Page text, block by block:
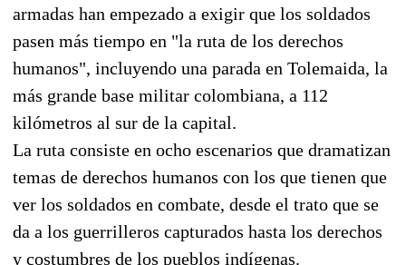
armadas han empezado a exigir que los soldados
pasen más tiempo en "la ruta de los derechos
humanos", incluyendo una parada en Tolemaida, la
más grande base militar colombiana, a 112
kilómetros al sur de la capital.
La ruta consiste en ocho escenarios que dramatizan
temas de derechos humanos con los que tienen que
ver los soldados en combate, desde el trato que se
da a los guerrilleros capturados hasta los derechos
y costumbres de los pueblos indígenas.